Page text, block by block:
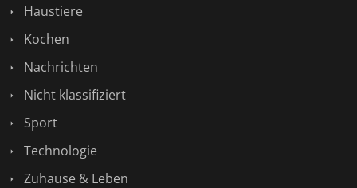
Haustiere
Kochen
Nachrichten
Nicht klassifiziert
Sport
Technologie
Zuhause & Leben